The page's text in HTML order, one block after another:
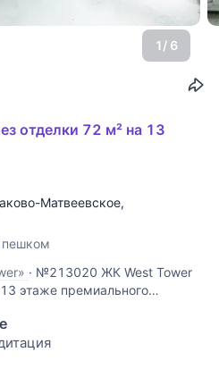
1/ 6
отделки 72 м² на 13
Матвеевское,
· №213020 ЖК West Tower
этаже премиального
объект идеально подходит для
в аренду с высокой
высокий 13 этаж